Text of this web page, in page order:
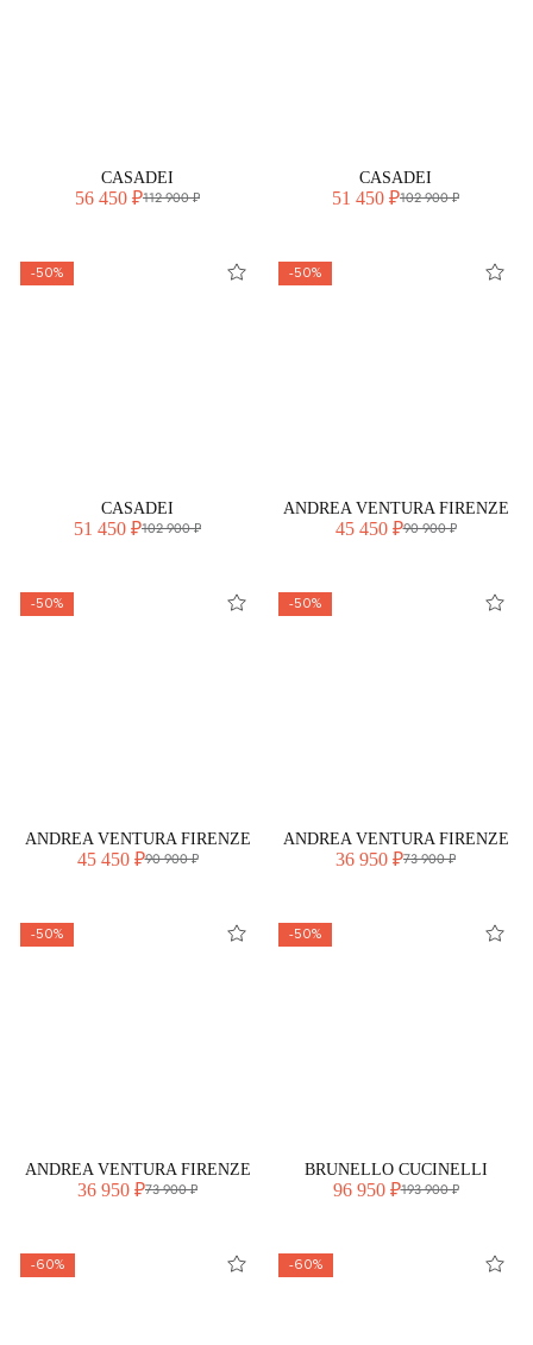
CASADEI
56 450 ₽112 900 ₽
CASADEI
51 450 ₽102 900 ₽
-50%
CASADEI
51 450 ₽102 900 ₽
-50%
ANDREA VENTURA FIRENZE
45 450 ₽90 900 ₽
-50%
ANDREA VENTURA FIRENZE
45 450 ₽90 900 ₽
-50%
ANDREA VENTURA FIRENZE
36 950 ₽73 900 ₽
-50%
ANDREA VENTURA FIRENZE
36 950 ₽73 900 ₽
-50%
BRUNELLO CUCINELLI
96 950 ₽193 900 ₽
-60% -60%